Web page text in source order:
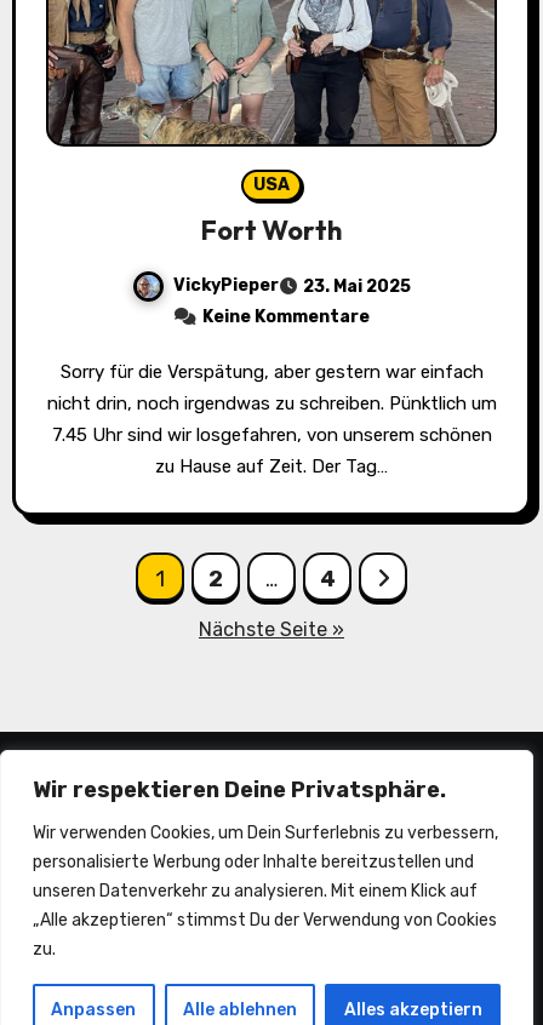
Wir respektieren Deine Privatsphäre.
Wir verwenden Cookies, um Dein Surferlebnis zu verbessern,
personalisierte Werbung oder Inhalte bereitzustellen und
unseren Datenverkehr zu analysieren. Mit einem Klick auf
„Alle akzeptieren“ stimmst Du der Verwendung von Cookies
zu.
Anpassen Alle ablehnen Alles akzeptiern
USA
Fort Worth
VickyPieper
23. Mai 2025
Keine Kommentare
Sorry für die Verspätung, aber gestern war einfach
nicht drin, noch irgendwas zu schreiben. Pünktlich um
7.45 Uhr sind wir losgefahren, von unserem schönen
zu Hause auf Zeit. Der Tag…
Seitennummerierung
1 2 … 4
Nächste Seite »
Träume sind zum erfüllen da